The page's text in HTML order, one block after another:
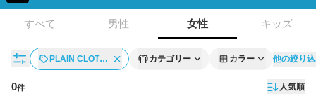
すべて 男性 女性 キッズ
PLAIN CLOT… カテゴリー カラー 他の絞り
0件 人気順